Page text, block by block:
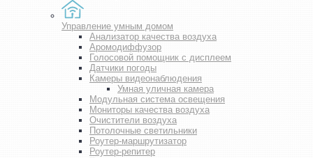
Управление умным домом
Анализатор качества воздуха
Аромодиффузор
Голосовой помощник с дисплеем
Датчики погоды
Камеры видеонаблюдения
Умная уличная камера
Модульная система освещения
Мониторы качества воздуха
Очистители воздуха
Потолочные светильники
Роутер-маршрутизатор
Роутер-репитер